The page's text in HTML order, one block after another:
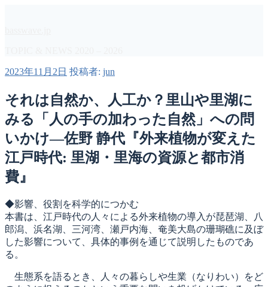
へ
キ
ッ
プ
投
日:
2023年11月2日 投稿者: jun
それは自然か、人工か？里山や里湖に
みる「人の手の加わった自然」への問
いかけ―佐野 静代『外来植物が変えた
江戸時代: 里湖・里海の資源と都市消
費』
◆影響、役割を科学的につかむ
本書は、江戸時代の人々による外来植物の導入が琵琶湖、八
郎潟、浜名湖、三河湾、瀬戸内海、奄美大島の珊瑚礁に及ぼ
した影響について、具体的事例を通じて説明したものであ
る。
生態系を語るとき、人々の暮らしや生業（なりわい）をど